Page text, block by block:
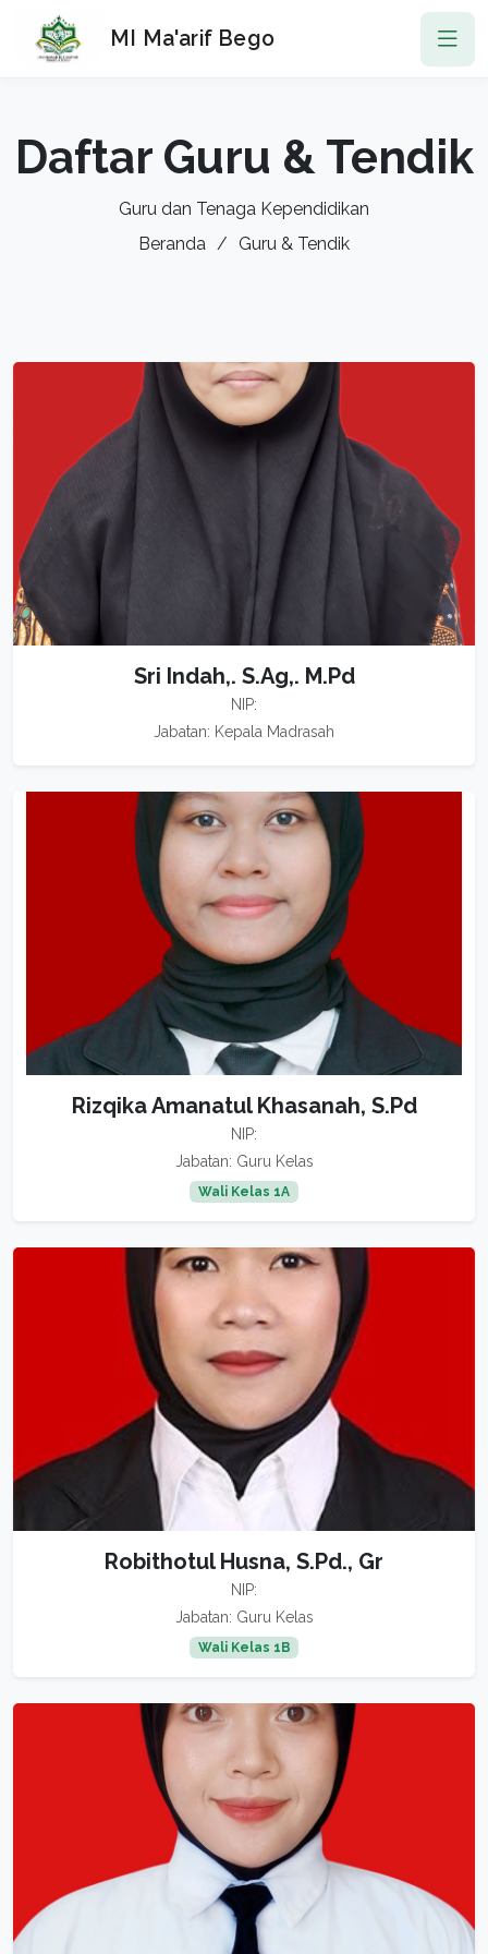
MI Ma'arif Bego
Daftar Guru & Tendik
Guru dan Tenaga Kependidikan
Beranda
Guru & Tendik
Sri Indah,. S.Ag,. M.Pd
NIP:
Jabatan: Kepala Madrasah
Rizqika Amanatul Khasanah, S.Pd
NIP:
Jabatan: Guru Kelas
Wali Kelas 1A
Robithotul Husna, S.Pd., Gr
NIP:
Jabatan: Guru Kelas
Wali Kelas 1B